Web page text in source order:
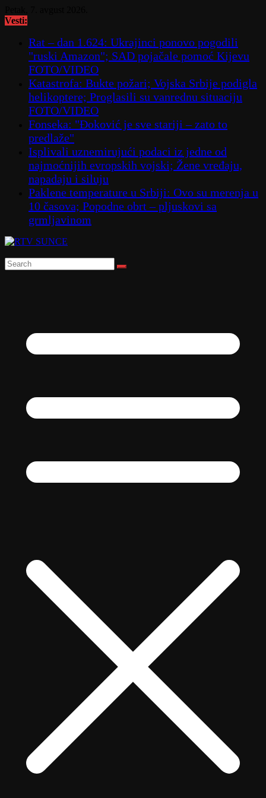
to
Vesti:
Rat – dan 1.624: Ukrajinci ponovo pogodili
"ruski Amazon"; SAD pojačale pomoć Kijevu
FOTO/VIDEO
Katastrofa: Bukte požari; Vojska Srbije podigla
helikoptere; Proglasili su vanrednu situaciju
FOTO/VIDEO
Fonseka: "Đoković je sve stariji – zato to
predlaže"
Isplivali uznemirujući podaci iz jedne od
najmoćnijih evropskih vojski; Žene vređaju,
napadaju i siluju
Paklene temperature u Srbiji: Ovo su merenja u
10 časova; Popodne obrt – pljuskovi sa
grmljavinom